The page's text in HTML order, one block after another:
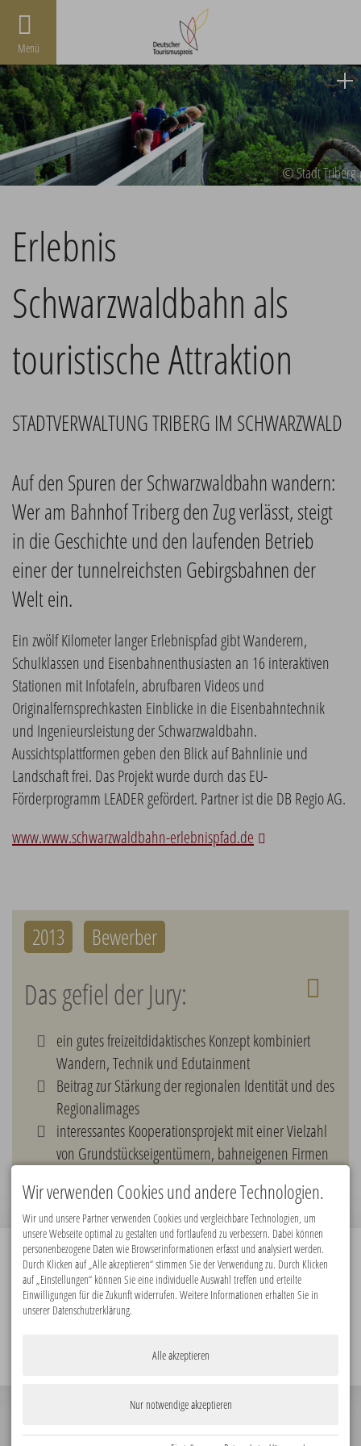
Menü
© Stadt Triberg
Erlebnis
Schwarzwaldbahn als
touristische Attraktion
STADTVERWALTUNG TRIBERG IM SCHWARZWALD
Auf den Spuren der Schwarzwaldbahn wandern:
Wer am Bahnhof Triberg den Zug verlässt, steigt
in die Geschichte und den laufenden Betrieb
einer der tunnelreichsten Gebirgsbahnen der
Welt ein.
Ein zwölf Kilometer langer Erlebnispfad gibt Wanderern,
Schulklassen und Eisenbahnenthusiasten an 16 interaktiven
Stationen mit Infotafeln, abrufbaren Videos und
Originalfernsprechkasten Einblicke in die Eisenbahntechnik
und Ingenieursleistung der Schwarzwaldbahn.
Aussichtsplattformen geben den Blick auf Bahnlinie und
Landschaft frei. Das Projekt wurde durch das EU-
Förderprogramm LEADER gefördert. Partner ist die DB Regio AG.
www.www.schwarzwaldbahn-erlebnispfad.de
2013 Bewerber
Das gefiel der Jury:
ein gutes freizeitdidaktisches Konzept kombiniert
Wandern, Technik und Edutainment
Beitrag zur Stärkung der regionalen Identität und des
Regionalimages
interessantes Kooperationsprojekt mit einer Vielzahl
von Grundstückseigentümern, bahneigenen Firmen
Premiumpartner:
Wir verwenden Cookies und andere Technologien.
Wir und unsere Partner verwenden Cookies und vergleichbare Technologien, um
unsere Webseite optimal zu gestalten und fortlaufend zu verbessern. Dabei können
personenbezogene Daten wie Browserinformationen erfasst und analysiert werden.
Durch Klicken auf „Alle akzeptieren“ stimmen Sie der Verwendung zu. Durch Klicken
auf „Einstellungen“ können Sie eine individuelle Auswahl treffen und erteilte
Einwilligungen für die Zukunft widerrufen. Weitere Informationen erhalten Sie in
unserer Datenschutzerklärung.
Alle akzeptieren
Nur notwendige akzeptieren